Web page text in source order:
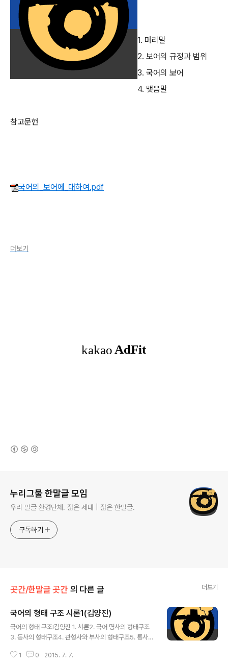
1. 머리말
2. 보어의 규정과 범위
3. 국어의 보어
4. 맺음말
참고문헌
국어의_보어에_대하여.pdf
더보기
누리그물 한말글 모임
우리 말글 환경단체. 젊은 세대 | 젊은 한말글.
구독하기
곳간/한말글 곳간 의 다른 글 더보기
국어의 형태 구조 시론1(김양진)
국어의 형태 구조Ⅰ김양진 1. 서론2. 국어 명사의 형태구조
3. 동사의 형태구조4. 관형사와 부사의 형태구조5. 통사적
1 0 2015. 7. 7.